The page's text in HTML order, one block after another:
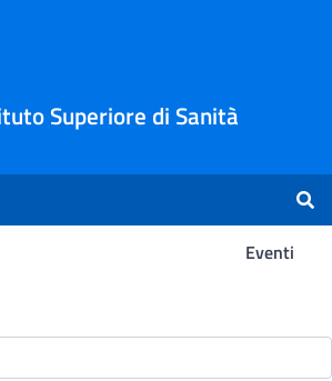
Superiore di Sanità
Eventi
Ricerca -